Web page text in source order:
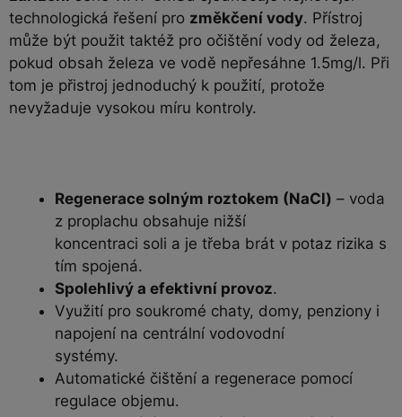
technologická řešení pro změkčení vody. Přístroj
může být použit taktéž pro očištění vody od železa,
pokud obsah železa ve vodě nepřesáhne 1.5mg/l. Při
tom je přistroj jednoduchý k použití, protože
nevyžaduje vysokou míru kontroly.
Regenerace solným roztokem (NaCl) – voda
z proplachu obsahuje nižší
koncentraci soli a je třeba brát v potaz rizika s
tím spojená.
Spolehlivý a efektivní provoz.
Využití pro soukromé chaty, domy, penziony i
napojení na centrální vodovodní
systémy.
Automatické čištění a regenerace pomocí
regulace objemu.